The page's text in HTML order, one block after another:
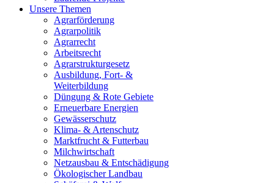
Unsere Themen
Agrarförderung
Agrarpolitik
Agrarrecht
Arbeitsrecht
Agrarstrukturgesetz
Ausbildung, Fort- &
Weiterbildung
Düngung & Rote Gebiete
Erneuerbare Energien
Gewässerschutz
Klima- & Artenschutz
Marktfrucht & Futterbau
Milchwirtschaft
Netzausbau & Entschädigung
Ökologischer Landbau